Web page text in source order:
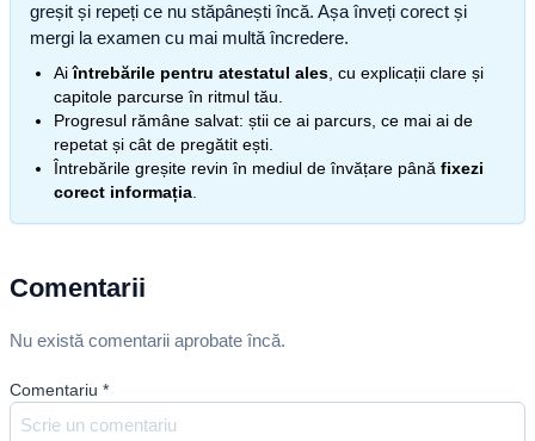
greșit și repeți ce nu stăpânești încă. Așa înveți corect și
mergi la examen cu mai multă încredere.
Aiîntrebările pentru atestatul ales , cu explicații clare și
capitole parcurse în ritmul tău.
Progresul rămâne salvat: știi ce ai parcurs, ce mai ai de
repetat și cât de pregătit ești.
Întrebările greșite revin în mediul de învățare până fixezi
corect informația
Comentarii
Nu există comentarii aprobate încă.
Comentariu *